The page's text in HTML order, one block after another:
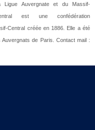
Ligue Auvergnate et du Massif-
est une confédération
Central créée en 1886. Elle a été
de Paris. Contact mail :